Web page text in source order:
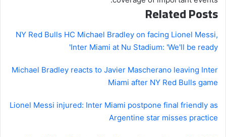
Related Posts
NY Red Bulls HC Michael Bradley on facing Lionel Messi,
Inter Miami at Nu Stadium: 'We'll be ready'
Michael Bradley reacts to Javier Mascherano leaving Inter
Miami after NY Red Bulls game
Lionel Messi injured: Inter Miami postpone final friendly as
Argentine star misses practice